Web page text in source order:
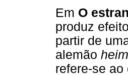
Em O
produz
partir de
alemão
refere-se